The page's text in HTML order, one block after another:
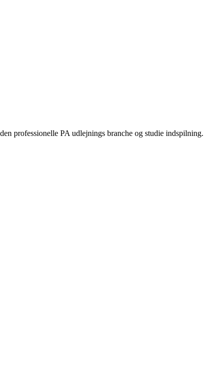
professionelle PA udlejnings branche og studie indspilning.